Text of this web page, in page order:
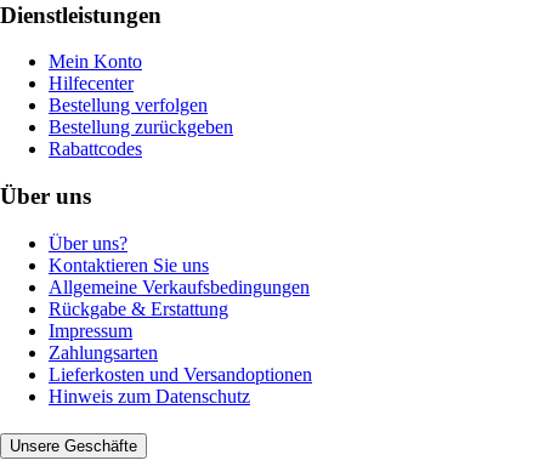
Dienstleistungen
Mein Konto
Hilfecenter
Bestellung verfolgen
Bestellung zurückgeben
Rabattcodes
Über uns
Über uns?
Kontaktieren Sie uns
Allgemeine Verkaufsbedingungen
Rückgabe & Erstattung
Impressum
Zahlungsarten
Lieferkosten und Versandoptionen
Hinweis zum Datenschutz
Unsere Geschäfte